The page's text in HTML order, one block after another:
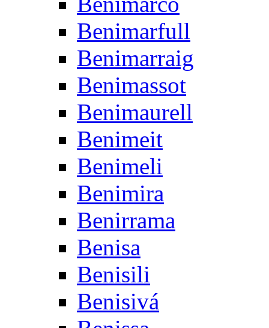
Benimarfull
Benimarraig
Benimassot
Benimaurell
Benimeit
Benimeli
Benimira
Benirrama
Benisa
Benisili
Benisivá